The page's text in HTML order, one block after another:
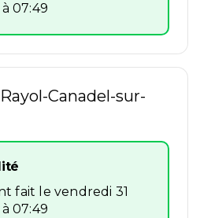
07:49
Canadel-sur-
fait le vendredi 31
07:49